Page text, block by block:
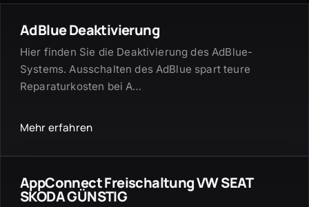
AdBlue Deaktivierung
Hier finden Sie die Deaktivierung des AdBlue-
Systems. Ausschalten des AdBlue spart teure
Reparaturkosten bei A…
Mehr erfahren
AppConnect Freischaltung VW SEAT
SKODA GÜNSTIG